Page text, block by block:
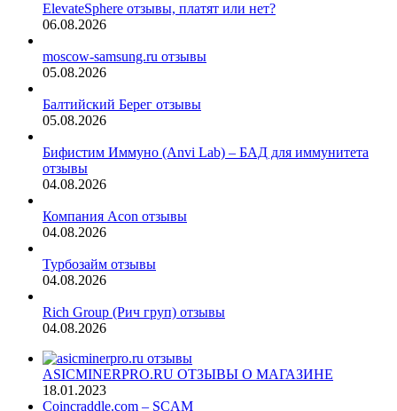
ElevateSphere отзывы, платят или нет?
06.08.2026
moscow-samsung.ru отзывы
05.08.2026
Балтийский Берег отзывы
05.08.2026
Бифистим Иммуно (Anvi Lab) – БАД для иммунитета
отзывы
04.08.2026
Компания Acon отзывы
04.08.2026
Турбозайм отзывы
04.08.2026
Rich Group (Рич груп) отзывы
04.08.2026
ASICMINERPRO.RU ОТЗЫВЫ О МАГАЗИНЕ
18.01.2023
Coincraddle.com – SCAM